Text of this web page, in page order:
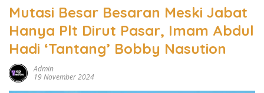
Mutasi Besar Besaran Meski Jabat
Hanya Plt Dirut Pasar, Imam Abdul
Hadi ‘Tantang’ Bobby Nasution
Admin
19 November 2024